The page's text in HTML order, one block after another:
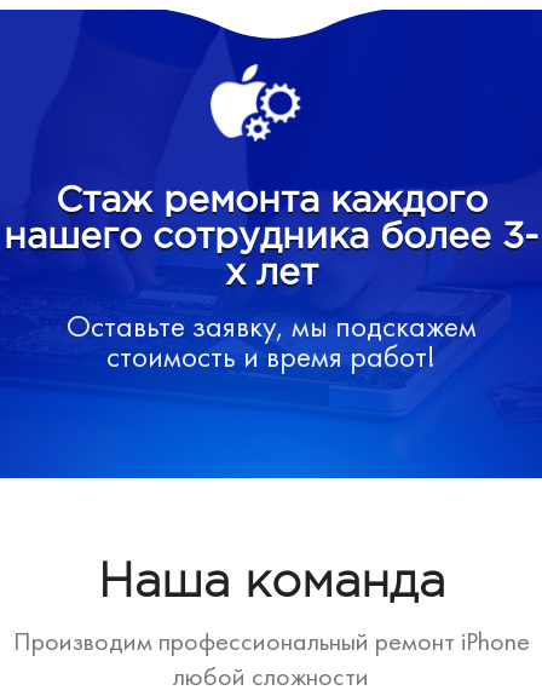
Стаж ремонта каждого
нашего сотрудника более 3-
х лет
Оставьте заявку, мы подскажем
стоимость и время работ!
Наша команда
Производим профессиональный ремонт iPhone
любой сложности